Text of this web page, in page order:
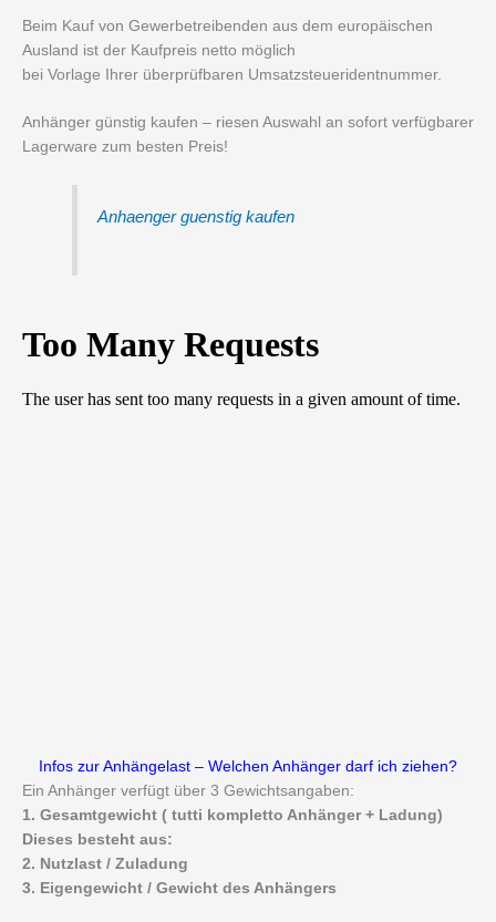
Beim Kauf von Gewerbetreibenden aus dem europäischen
Ausland ist der Kaufpreis netto möglich
bei Vorlage Ihrer überprüfbaren Umsatzsteueridentnummer.
Anhänger günstig kaufen – riesen Auswahl an sofort verfügbarer
Lagerware zum besten Preis!
Anhaenger guenstig kaufen
Infos zur Anhängelast – Welchen Anhänger darf ich ziehen?
Ein Anhänger verfügt über 3 Gewichtsangaben:
1. Gesamtgewicht ( tutti kompletto Anhänger + Ladung)
Dieses besteht aus:
2. Nutzlast / Zuladung
3. Eigengewicht / Gewicht des Anhängers